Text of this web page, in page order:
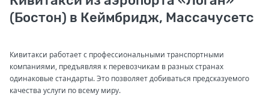
(Бостон) в Кеймбридж, Массачусетс
Кивитакси работает с профессиональными транспортными
компаниями, предъявляя к перевозчикам в разных странах
одинаковые стандарты. Это позволяет добиваться предсказуемого
качества услуги по всему миру.